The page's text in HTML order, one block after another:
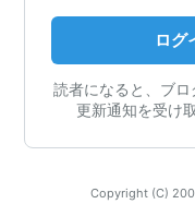
ログ
読者になると、ブロ
更新通知を受け
Copyright (C)